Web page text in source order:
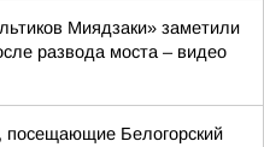
Миядзаки» заметили
развода моста – видео
Белогорский